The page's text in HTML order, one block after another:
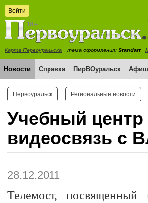
Войти
Карта Первоуральска тема оформления: Standart
Новости Справка ПирВОуральск
Первоуральск Региональные новости
Учебный
видеосвязь с
28.12.2011
Телемост, посвященный